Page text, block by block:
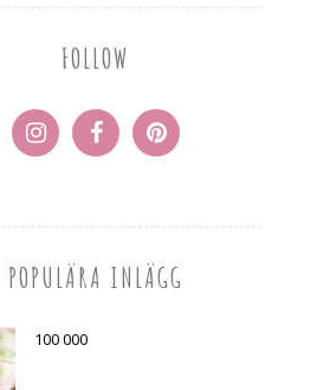
FOLLOW
POPULÄRA INLÄGG
100 000